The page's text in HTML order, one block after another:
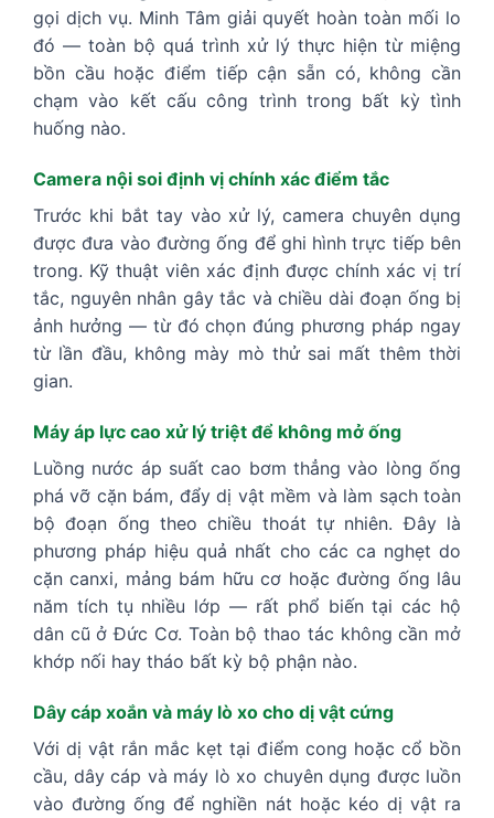
gọi dịch vụ. Minh Tâm giải quyết hoàn toàn mối lo
đó — toàn bộ quá trình xử lý thực hiện từ miệng
bồn cầu hoặc điểm tiếp cận sẵn có, không cần
chạm vào kết cấu công trình trong bất kỳ tình
huống nào.
Camera nội soi định vị chính xác điểm tắc
Trước khi bắt tay vào xử lý, camera chuyên dụng
được đưa vào đường ống để ghi hình trực tiếp bên
trong. Kỹ thuật viên xác định được chính xác vị trí
tắc, nguyên nhân gây tắc và chiều dài đoạn ống bị
ảnh hưởng — từ đó chọn đúng phương pháp ngay
từ lần đầu, không mày mò thử sai mất thêm thời
gian.
Máy áp lực cao xử lý triệt để không mở ống
Luồng nước áp suất cao bơm thẳng vào lòng ống
phá vỡ cặn bám, đẩy dị vật mềm và làm sạch toàn
bộ đoạn ống theo chiều thoát tự nhiên. Đây là
phương pháp hiệu quả nhất cho các ca nghẹt do
cặn canxi, mảng bám hữu cơ hoặc đường ống lâu
năm tích tụ nhiều lớp — rất phổ biến tại các hộ
dân cũ ở Đức Cơ. Toàn bộ thao tác không cần mở
khớp nối hay tháo bất kỳ bộ phận nào.
Dây cáp xoắn và máy lò xo cho dị vật cứng
Với dị vật rắn mắc kẹt tại điểm cong hoặc cổ bồn
cầu, dây cáp và máy lò xo chuyên dụng được luồn
vào đường ống để nghiền nát hoặc kéo dị vật ra